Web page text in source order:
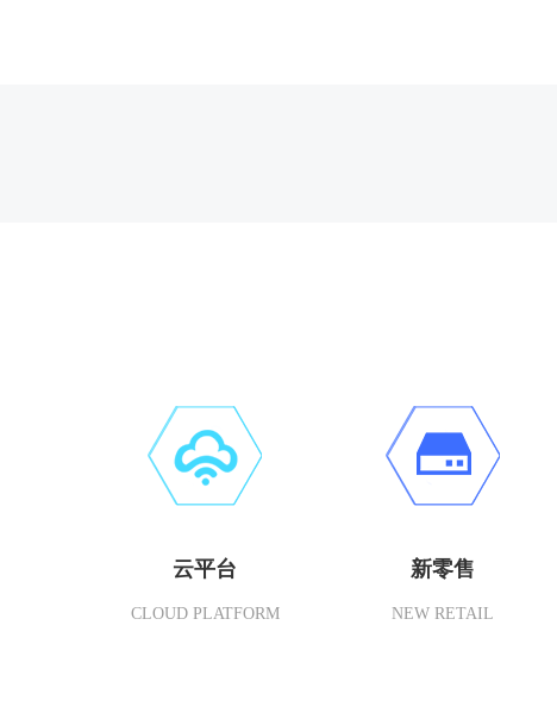
云平台
CLOUD PLATFORM
新零售
NEW RETAIL